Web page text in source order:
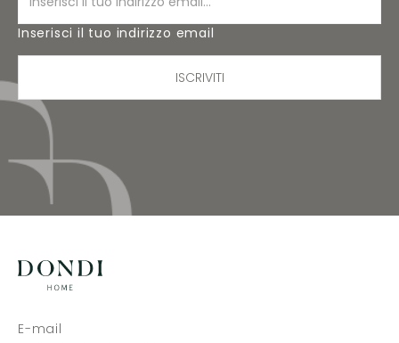
Inserisci il tuo indirizzo email
ISCRIVITI
E-mail